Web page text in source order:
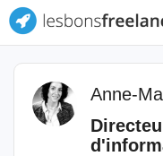
Anne-